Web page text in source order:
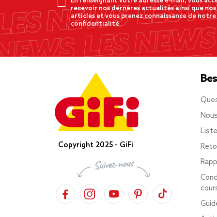
recevoir nos dernères actualités ainsi que
articles et vous prenez connaissance de
confidentialité.
Copyright 2025 - GiFi